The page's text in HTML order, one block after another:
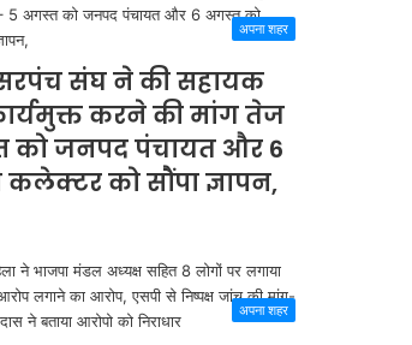
अपना शहर
संघ ने की सहायक
करने की मांग तेज
को जनपद पंचायत और 6
को सौंपा ज्ञापन,
अपना शहर